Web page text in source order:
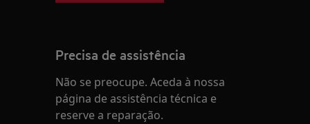
Precisa de assistência
Não se preocupe. Aceda à nossa
página de assistência técnica e
reserve a reparação.